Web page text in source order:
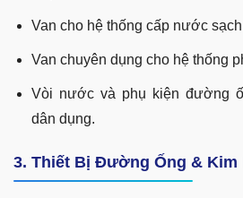
Van cho hệ thống cấp nước
Van chuyên dụng cho hệ thống
Vòi nước và phụ kiện đường
dân dụng.
3. Thiết Bị Đường Ống & Kim